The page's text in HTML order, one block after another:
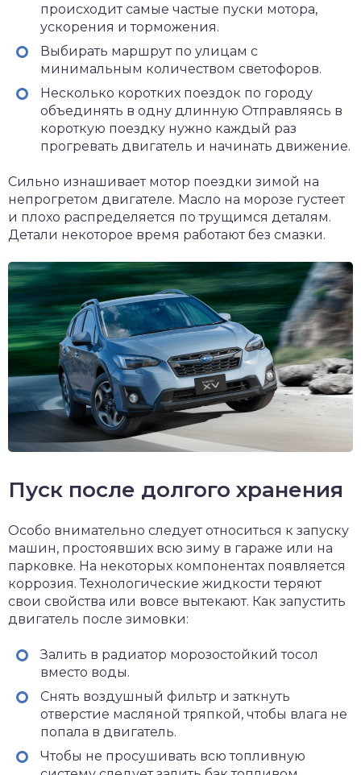
происходит самые частые пуски мотора,
ускорения и торможения.
Выбирать маршрут по улицам с
минимальным количеством светофоров.
Несколько коротких поездок по городу
объединять в одну длинную Отправляясь в
короткую поездку нужно каждый раз
прогревать двигатель и начинать движение.
Сильно изнашивает мотор поездки зимой на
непрогретом двигателе. Масло на морозе густеет
и плохо распределяется по трущимся деталям.
Детали некоторое время работают без смазки.
Пуск после долгого хранения
Особо внимательно следует относиться к запуску
машин, простоявших всю зиму в гараже или на
парковке. На некоторых компонентах появляется
коррозия. Технологические жидкости теряют
свои свойства или вовсе вытекают. Как запустить
двигатель после зимовки:
Залить в радиатор морозостойкий тосол
вместо воды.
Снять воздушный фильтр и заткнуть
отверстие масляной тряпкой, чтобы влага не
попала в двигатель.
Чтобы не просушивать всю топливную